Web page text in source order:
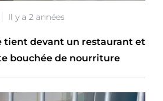
Il y a 2 années
tient devant un restaurant et
bouchée de nourriture